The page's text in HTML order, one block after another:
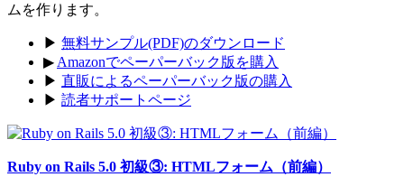
ムを作ります。
▶ 無料サンプル(PDF)のダウンロード
▶ Amazonでペーパーバック版を購入
▶ 直販によるペーパーバック版の購入
▶ 読者サポートページ
Ruby on Rails 5.0 初級③: HTMLフォーム（前編）